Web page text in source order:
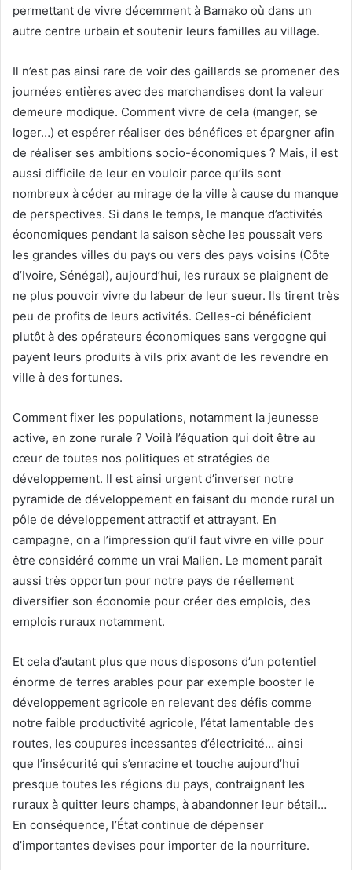
permettant de vivre décemment à Bamako où dans un
autre centre urbain et soutenir leurs familles au village.
Il n’est pas ainsi rare de voir des gaillards se promener des
journées entières avec des marchandises dont la valeur
demeure modique. Comment vivre de cela (manger, se
loger…) et espérer réaliser des bénéfices et épargner afin
de réaliser ses ambitions socio-économiques ? Mais, il est
aussi difficile de leur en vouloir parce qu’ils sont
nombreux à céder au mirage de la ville à cause du manque
de perspectives. Si dans le temps, le manque d’activités
économiques pendant la saison sèche les poussait vers
les grandes villes du pays ou vers des pays voisins (Côte
d’Ivoire, Sénégal), aujourd’hui, les ruraux se plaignent de
ne plus pouvoir vivre du labeur de leur sueur. Ils tirent très
peu de profits de leurs activités. Celles-ci bénéficient
plutôt à des opérateurs économiques sans vergogne qui
payent leurs produits à vils prix avant de les revendre en
ville à des fortunes.
Comment fixer les populations, notamment la jeunesse
active, en zone rurale ? Voilà l’équation qui doit être au
cœur de toutes nos politiques et stratégies de
développement. Il est ainsi urgent d’inverser notre
pyramide de développement en faisant du monde rural un
pôle de développement attractif et attrayant. En
campagne, on a l’impression qu’il faut vivre en ville pour
être considéré comme un vrai Malien. Le moment paraît
aussi très opportun pour notre pays de réellement
diversifier son économie pour créer des emplois, des
emplois ruraux notamment.
Et cela d’autant plus que nous disposons d’un potentiel
énorme de terres arables pour par exemple booster le
développement agricole en relevant des défis comme
notre faible productivité agricole, l’état lamentable des
routes, les coupures incessantes d’électricité… ainsi
que l’insécurité qui s’enracine et touche aujourd’hui
presque toutes les régions du pays, contraignant les
ruraux à quitter leurs champs, à abandonner leur bétail…
En conséquence, l’État continue de dépenser
d’importantes devises pour importer de la nourriture.